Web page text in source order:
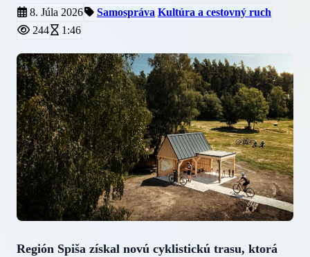
8. Júla 2026 Samospráva Kultúra a cestovný ruch
244
1:46
Región Spiša získal novú cyklistickú trasu, ktorá